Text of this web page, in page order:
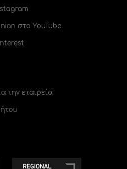
στο YouTube
την εταιρεία